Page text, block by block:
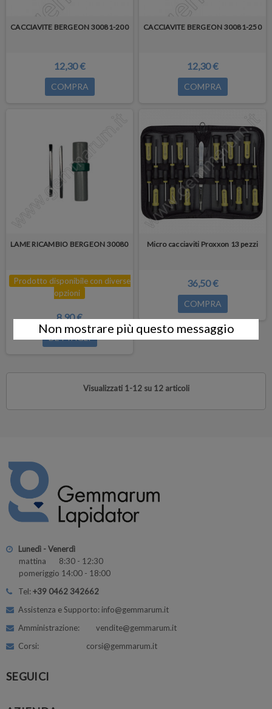
CACCIAVITE BERGEON 30081-200
12,30 €
COMPRA
CACCIAVITE BERGEON 30081-250
12,30 €
COMPRA
LAME RICAMBIO BERGEON 30080
Prodotto disponibile con diverse
opzioni
8,90 €
DETTAGLI
Micro cacciaviti Proxxon 13 pezzi
36,50 €
COMPRA
Visualizzati 1-12 su 12 articoli
Lunedì - Venerdì
mattina 8:30 - 12:30
pomeriggio 14:00 - 18:00
Tel:+39 0462 342662
Assistenza e Supporto: info@gemmarum.it
Amministrazione: vendite@gemmarum.it
Corsi: corsi@gemmarum.it
SEGUICI
Non mostrare più questo messaggio